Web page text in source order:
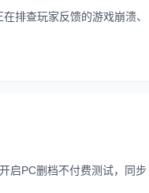
排查玩家反馈的游戏崩溃、
启PC删档不付费测试，同步